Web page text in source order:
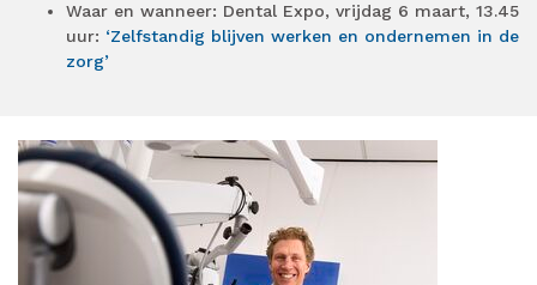
Waar en wanneer: Dental Expo, vrijdag 6 maart, 13.45
uur: ‘Zelfstandig blijven werken en ondernemen in de
zorg’